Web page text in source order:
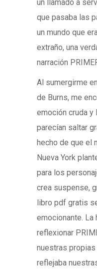
un llamado a
que pasaba las
un mundo que
extraño, una
narración
Al sumergirme
de Burns, me
emoción cruda y
parecían saltar
hecho de que el
Nueva York
para los
crea suspense,
libro pdf gratis
emocionante.
reflexionar
nuestras
reflejaba